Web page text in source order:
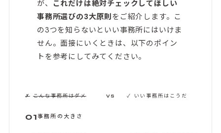
が、
これだけは絶対チェックしてほしい
事務所選びの3大原則をご紹介します。こ
の3つを知らないといい事務所にはいけま
せん。面接にいくときは、以下のポイン
トを参考にしてみてください。
✗ こんな事務所はダメ VS ✓ いい事務所はこうだ
01事務所の大きさ